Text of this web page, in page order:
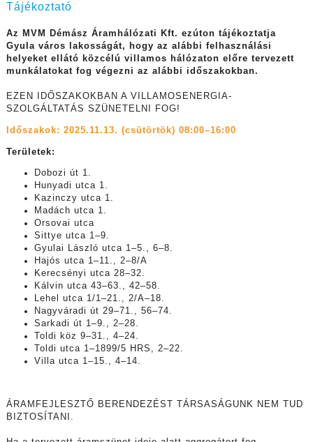
Tájékoztató
Az MVM Démász Áramhálózati Kft. ezúton tájékoztatja
Gyula város lakosságát, hogy az alábbi felhasználási
helyeket ellátó közcélú villamos hálózaton előre tervezett
munkálatokat fog végezni az alábbi időszakokban.
EZEN IDŐSZAKOKBAN A VILLAMOSENERGIA-
SZOLGÁLTATÁS SZÜNETELNI FOG!
Időszakok: 2025.11.13. (csütörtök) 08:00–16:00
Területek:
Dobozi út 1.
Hunyadi utca 1.
Kazinczy utca 1.
Madách utca 1.
Orsovai utca
Sittye utca 1–9.
Gyulai László utca 1–5., 6–8.
Hajós utca 1–11., 2–8/A
Kerecsényi utca 28–32.
Kálvin utca 43–63., 42–58.
Lehel utca 1/1–21., 2/A–18.
Nagyváradi út 29–71., 56–74.
Sarkadi út 1–9., 2–28.
Toldi köz 9–31., 4–24.
Toldi utca 1–1899/5 HRS, 2–22.
Villa utca 1–15., 4–14.
ÁRAMFEJLESZTŐ BERENDEZÉST TÁRSASÁGUNK NEM TUD
BIZTOSÍTANI.